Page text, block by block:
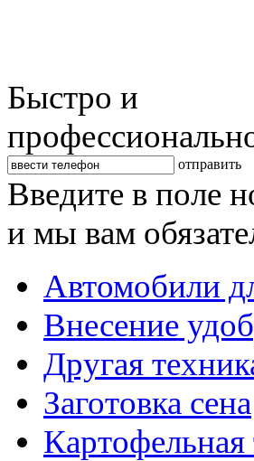
Быстро и
отправить
Введите в поле
и мы вам
Автомобили
Внесение
Другая
Заготовка сена
Картофельная